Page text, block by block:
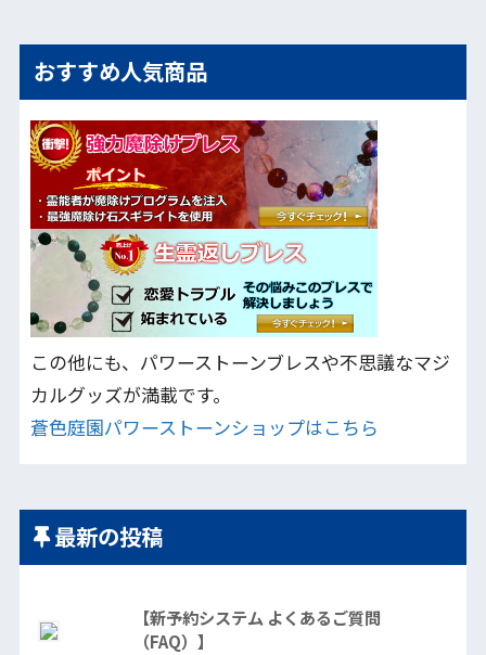
おすすめ人気商品
この他にも、パワーストーンブレスや不思議なマジ
カルグッズが満載です。
蒼色庭園パワーストーンショップはこちら
最新の投稿
【新予約システム よくあるご質問
（FAQ）】